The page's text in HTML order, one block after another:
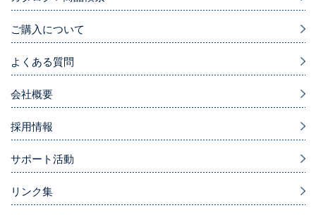
ご購入について
よくある質問
会社概要
採用情報
サポート活動
リンク集